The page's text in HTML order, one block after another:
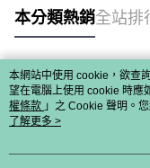
本分類熱銷全站排
熱門標籤
本網站中使用 cookie，欲查
望在電腦上使用 cookie 時應
權條款 」之 Cookie 聲明。
用條款之 Cookie 聲明使用
了解更多 >